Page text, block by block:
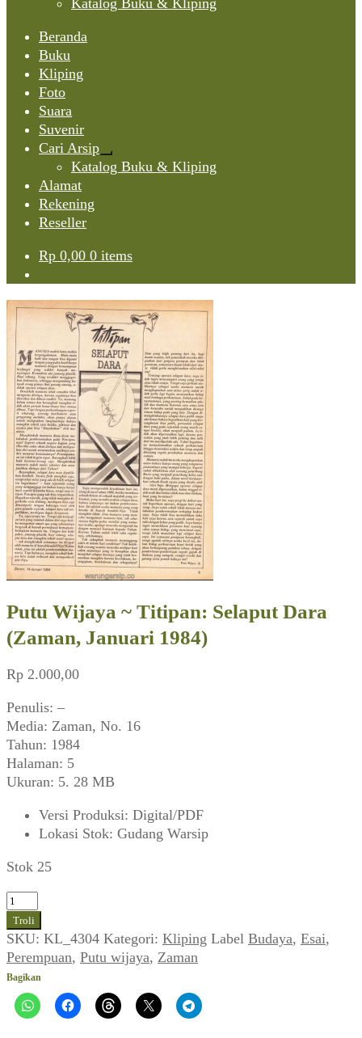
Katalog Buku & Kliping
Beranda
Buku
Kliping
Foto
Suara
Suvenir
Cari Arsip
Expand
child
Katalog Buku & Kliping
Alamat
Rekening
Reseller
Rp 0,00 0 items
Putu Wijaya ~ Titipan: Selaput Dara
(Zaman, Januari 1984)
Rp 2.000,00
Penulis: –
Media: Zaman, No. 16
Tahun: 1984
Halaman: 5
Ukuran: 5. 28 MB
Versi Produksi: Digital/PDF
Lokasi Stok: Gudang Warsip
Stok 25
Kuantitas
Putu
Wijaya
~
Titipan:
Selaput
Dara
Troli
SKU: KL_4304 Kategori: Kliping Label Budaya, Esai,
Perempuan, Putu wijaya, Zaman
Bagikan